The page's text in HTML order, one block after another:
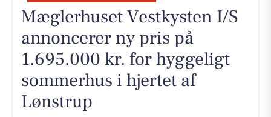
Mæglerhuset Vestkysten I/S
annoncerer ny pris på
1.695.000 kr. for hyggeligt
sommerhus i hjertet af
Lønstrup